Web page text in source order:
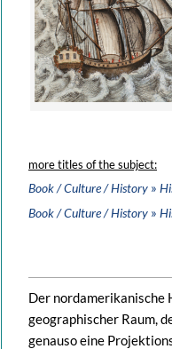
more titles of the subject:
Book / Culture / History »
Book / Culture / History »
Der nordamerikanische
geographischer Raum,
genauso eine